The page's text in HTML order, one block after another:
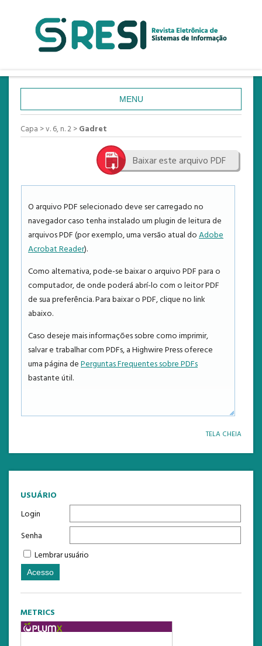
USUÁRIO
Login
Senha
Lembrar usuário
METRICS
MENU
CAPA
SOBRE
CADASTRO
PESQUISA
ATUAL
ANTERIORES
NOTÍCIAS
ESTATÍSTICAS
TEMPLATE
Capa >v. 6, n. 2>Gadret
Baixar este arquivo PDF
O arquivo PDF selecionado deve ser carregado no
navegador caso tenha instalado um plugin de leitura de
arquivos PDF (por exemplo, uma versão atual doAdobe
Acrobat Reader).
Como alternativa, pode-se baixar o arquivo PDF para o
computador, de onde poderá abrí-lo com o leitor PDF
de sua preferência. Para baixar o PDF, clique no link
abaixo.
Caso deseje mais informações sobre como imprimir,
salvar e trabalhar com PDFs, a Highwire Press oferece
uma página dePerguntas Frequentes sobre PDFs
bastante útil.
TELA CHEIA